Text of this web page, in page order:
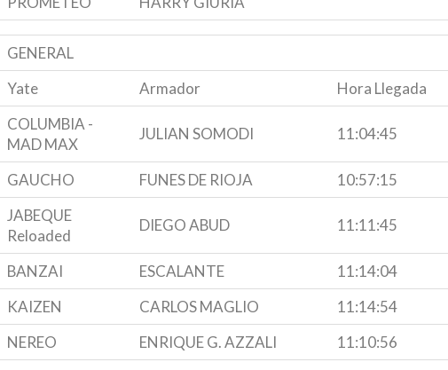
GENERAL
Yate Armador Hora Llegada
COLUMBIA -
MAD MAX
JULIAN SOMODI 11:04:45
GAUCHO FUNES DE RIOJA 10:57:15
JABEQUE
Reloaded
DIEGO ABUD 11:11:45
BANZAI ESCALANTE 11:14:04
KAIZEN CARLOS MAGLIO 11:14:54
NEREO ENRIQUE G. AZZALI 11:10:56